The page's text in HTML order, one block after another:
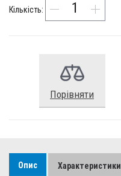
Кількість:
Порівняти
Опис Характеристики